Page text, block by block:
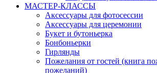
МАСТЕР-КЛАССЫ
Аксессуары для фотосессии
Аксессуары для церемонии
Букет и бутоньерка
Бонбоньерки
Гирлянды
Пожелания от гостей (книга
пожеланий)